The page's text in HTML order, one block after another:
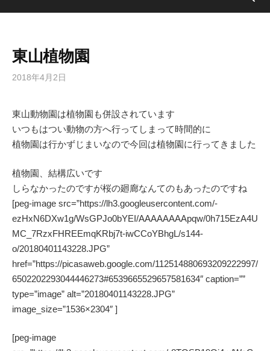
東山植物園
2018年4月2日
東山動物園は植物園も併設されています
いつもはつい動物の方へ行ってしまって時間的に
植物園は行かずじまいなので今回は植物園に行ってきました
植物園、結構広いです
しらなかったのですが桜の廻廊なんてのもあったのですね
[peg-image src=”https://lh3.googleusercontent.com/-
ezHxN6DXw1g/WsGPJo0bYEI/AAAAAAAApqw/0h715EzA4U
MC_7RzxFHREEmqKRbj7t-iwCCoYBhgL/s144-
o/20180401143228.JPG”
href=”https://picasaweb.google.com/112514880693209222997/
6502202293044446273#6539665529657581634″ caption=””
type=”image” alt=”20180401143228.JPG”
image_size=”1536×2304″ ]
[peg-image